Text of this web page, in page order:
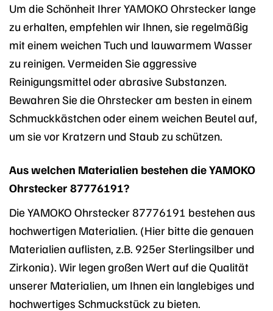
Um die Schönheit Ihrer YAMOKO Ohrstecker lange
zu erhalten, empfehlen wir Ihnen, sie regelmäßig
mit einem weichen Tuch und lauwarmem Wasser
zu reinigen. Vermeiden Sie aggressive
Reinigungsmittel oder abrasive Substanzen.
Bewahren Sie die Ohrstecker am besten in einem
Schmuckkästchen oder einem weichen Beutel auf,
um sie vor Kratzern und Staub zu schützen.
Aus welchen Materialien bestehen die YAMOKO
Ohrstecker 87776191?
Die YAMOKO Ohrstecker 87776191 bestehen aus
hochwertigen Materialien. (Hier bitte die genauen
Materialien auflisten, z.B. 925er Sterlingsilber und
Zirkonia). Wir legen großen Wert auf die Qualität
unserer Materialien, um Ihnen ein langlebiges und
hochwertiges Schmuckstück zu bieten.